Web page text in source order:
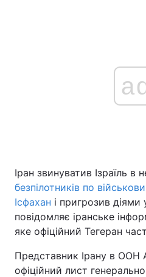
Іран звинуватив Ізраїль в
безпілотників по
Ісфахан і пригрозив діями
повідомляє іранське
яке офіційний Тегеран
Представник Ірану в ООН
офіційний лист